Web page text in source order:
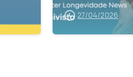
27/04/2026